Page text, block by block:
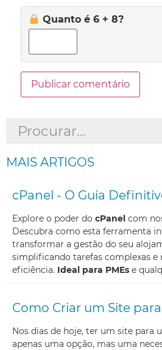
Quanto é 6 + 8?
MAIS ARTIGOS
cPanel - O Guia
Explore o poder do cPanel com
Descubra como esta ferramenta
transformar a gestão do seu
simplificando tarefas complexas e
eficiência. Ideal para PMEs e
Como Criar um Site
Nos dias de hoje, ter um site para
apenas uma opção, mas uma